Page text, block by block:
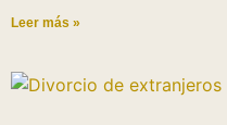
Leer más »